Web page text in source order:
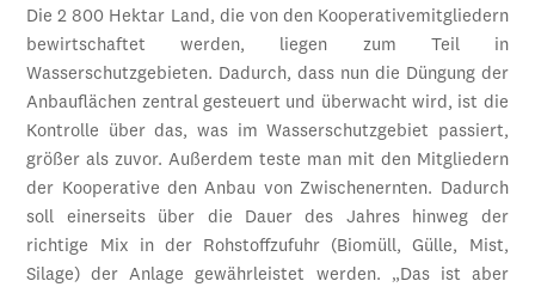
Die 2 800 Hektar Land, die von den Kooperativemitgliedern
bewirtschaftet werden, liegen zum Teil in
Wasserschutzgebieten. Dadurch, dass nun die Düngung der
Anbauflächen zentral gesteuert und überwacht wird, ist die
Kontrolle über das, was im Wasserschutzgebiet passiert,
größer als zuvor. Außerdem teste man mit den Mitgliedern
der Kooperative den Anbau von Zwischenernten. Dadurch
soll einerseits über die Dauer des Jahres hinweg der
richtige Mix in der Rohstoffzufuhr (Biomüll, Gülle, Mist,
Silage) der Anlage gewährleistet werden. „Das ist aber